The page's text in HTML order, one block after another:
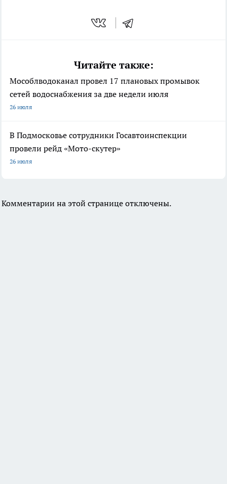
Читайте также:
Мособлводоканал провел 17 плановых промывок
сетей водоснабжения за две недели июля
26 июля
В Подмосковье сотрудники Госавтоинспекции
провели рейд «Мото-скутер»
26 июля
Комментарии на этой странице отключены.